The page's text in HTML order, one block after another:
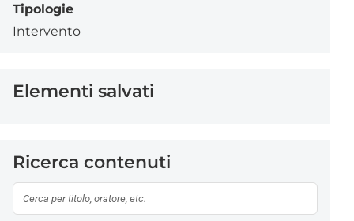
Tipologie
Intervento
Elementi salvati
Ricerca contenuti